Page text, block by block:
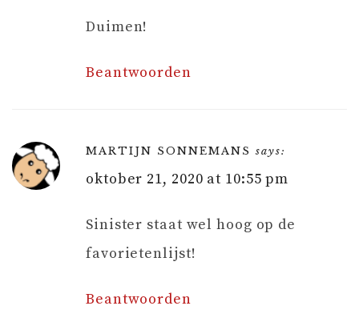
Duimen!
Beantwoorden
MARTIJN SONNEMANS says:
oktober 21, 2020 at 10:55 pm
Sinister staat wel hoog op de
favorietenlijst!
Beantwoorden